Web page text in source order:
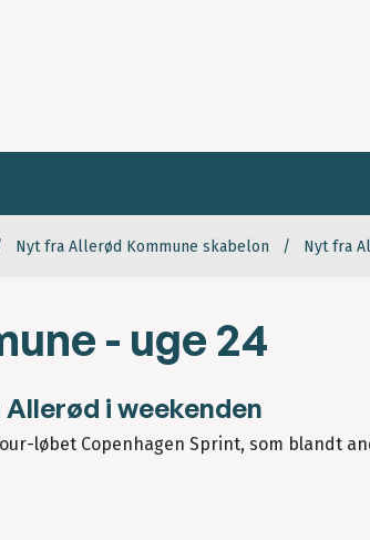
Nyt fra Allerød Kommune skabelon Nyt fra
- uge 24
i weekenden
løbet Copenhagen Sprint, som blandt